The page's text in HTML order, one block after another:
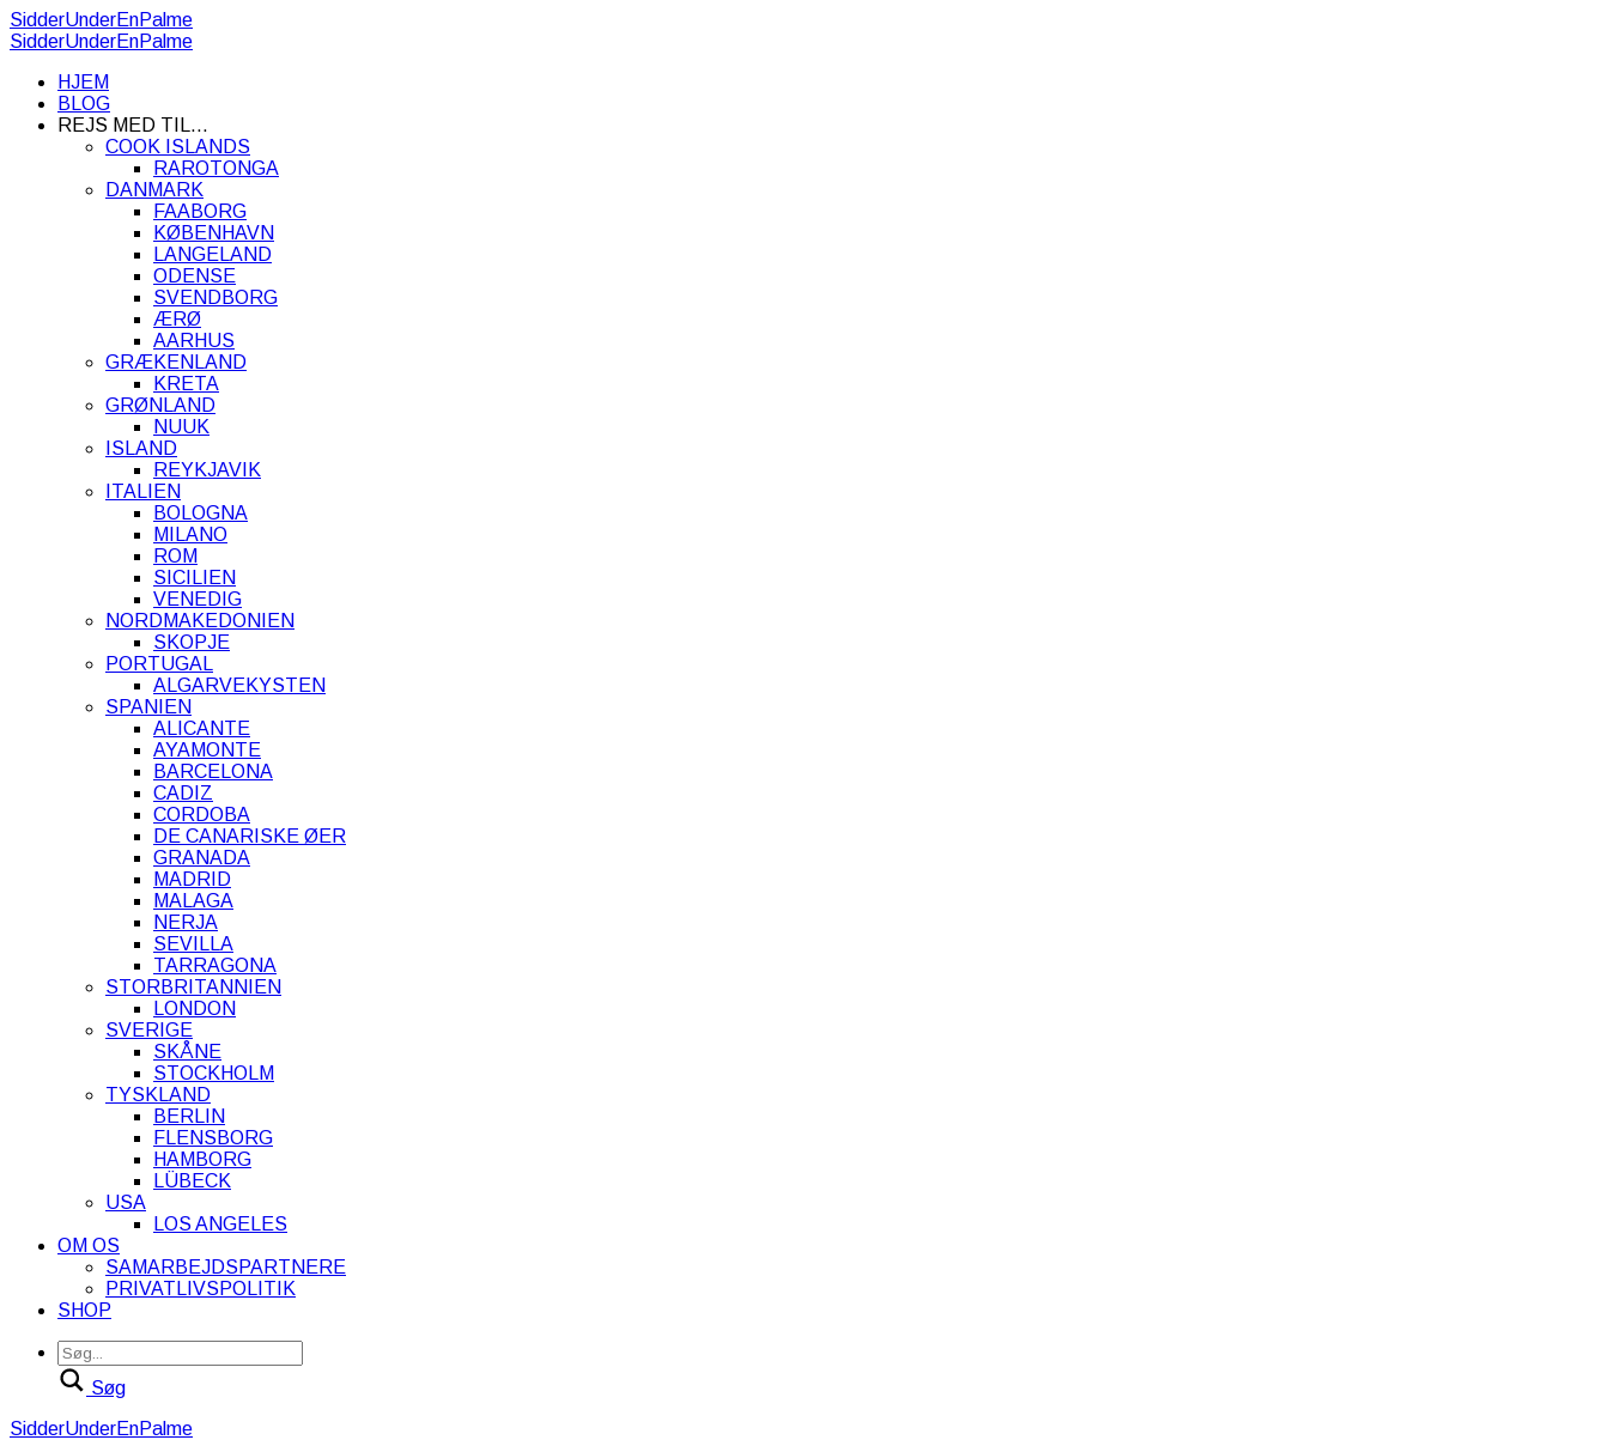
SidderUnderEnPalme
SidderUnderEnPalme
HJEM
BLOG
REJS MED TIL…
COOK ISLANDS
RAROTONGA
DANMARK
FAABORG
KØBENHAVN
LANGELAND
ODENSE
SVENDBORG
ÆRØ
AARHUS
GRÆKENLAND
KRETA
GRØNLAND
NUUK
ISLAND
REYKJAVIK
ITALIEN
BOLOGNA
MILANO
ROM
SICILIEN
VENEDIG
NORDMAKEDONIEN
SKOPJE
PORTUGAL
ALGARVEKYSTEN
SPANIEN
ALICANTE
AYAMONTE
BARCELONA
CADIZ
CORDOBA
DE CANARISKE ØER
GRANADA
MADRID
MALAGA
NERJA
SEVILLA
TARRAGONA
STORBRITANNIEN
LONDON
SVERIGE
SKÅNE
STOCKHOLM
TYSKLAND
BERLIN
FLENSBORG
HAMBORG
LÜBECK
USA
LOS ANGELES
OM OS
SAMARBEJDSPARTNERE
PRIVATLIVSPOLITIK
SHOP
Søg
SidderUnderEnPalme